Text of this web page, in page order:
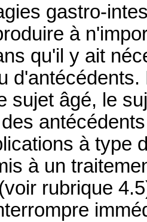
gastro-
à
qu'il y ait
sujet âgé, le
à type
à un
rubrique